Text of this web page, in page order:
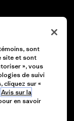
sont
site et sont
», vous
de suivi
cliquez sur «
Avis sur la
en savoir